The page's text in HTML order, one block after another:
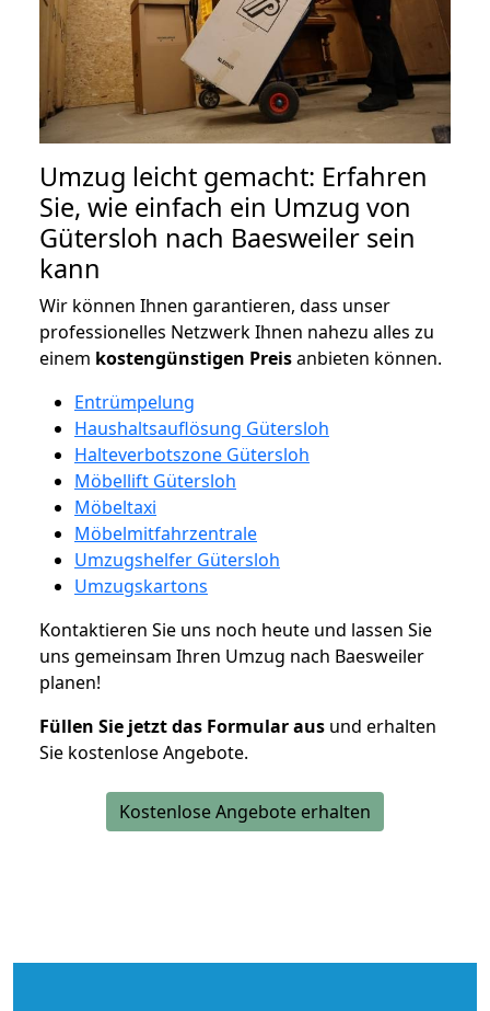
Umzug leicht gemacht: Erfahren
Sie, wie einfach ein Umzug von
Gütersloh nach Baesweiler sein
kann
Wir können Ihnen garantieren, dass unser
professionelles Netzwerk Ihnen nahezu alles zu
einem kostengünstigen Preisanbieten können.
Entrümpelung
Haushaltsauflösung Gütersloh
Halteverbotszone Gütersloh
Möbellift Gütersloh
Möbeltaxi
Möbelmitfahrzentrale
Umzugshelfer Gütersloh
Umzugskartons
Kontaktieren Sie uns noch heute und lassen Sie
uns gemeinsam Ihren Umzug nach Baesweiler
planen!
Füllen Sie jetzt das Formular aus und erhalten
Sie kostenlose Angebote.
Kostenlose Angebote erhalten